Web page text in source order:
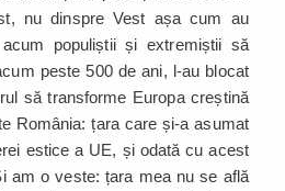
nu dinspre Vest așa cum au
populiștii și extremiștii să
peste 500 de ani, l-au blocat
să transforme Europa creștină
România: țara care și-a asumat
estice a UE, și odată cu acest
am o veste: țara mea nu se află